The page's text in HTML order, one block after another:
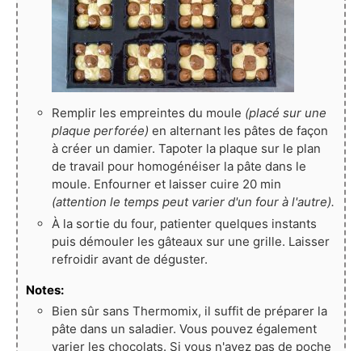
Remplir les empreintes du moule (placé sur une
plaque perforée) en alternant les pâtes de façon
à créer un damier. Tapoter la plaque sur le plan
de travail pour homogénéiser la pâte dans le
moule. Enfourner et laisser cuire 20 min
(attention le temps peut varier d'un four à l'autre).
À la sortie du four, patienter quelques instants
puis démouler les gâteaux sur une grille. Laisser
refroidir avant de déguster.
Notes:
Bien sûr sans Thermomix, il suffit de préparer la
pâte dans un saladier. Vous pouvez également
varier les chocolats. Si vous n'avez pas de poche